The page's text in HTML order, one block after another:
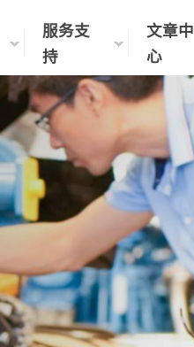
服务支
持
文章中
心